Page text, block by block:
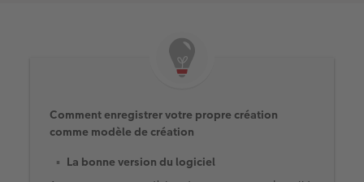
Comment enregistrer votre propre création
comme modèle de création
La bonne version du logiciel